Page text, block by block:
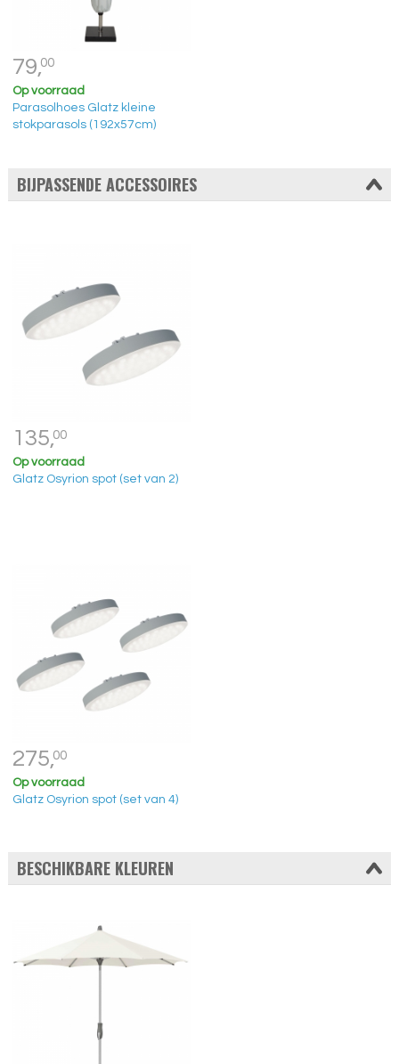
79,00
Op voorraad
Parasolhoes Glatz kleine
stokparasols (192x57cm)
BIJPASSENDE ACCESSOIRES
135,00
Op voorraad
Glatz Osyrion spot (set van 2)
275,00
Op voorraad
Glatz Osyrion spot (set van 4)
BESCHIKBARE KLEUREN